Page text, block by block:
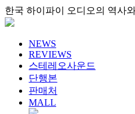
한국 하이파이 오디오의 역사
NEWS
REVIEWS
스테레오사운드
단행본
판매처
MALL